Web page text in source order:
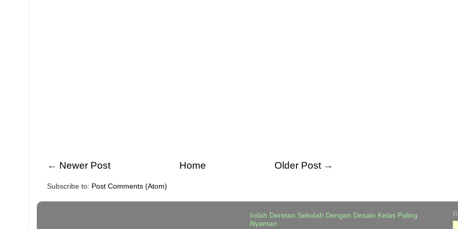
← Newer Post Older Post→
Home
Subscribe to: Post Comments (Atom)
Inilah Deretan Sekolah Dengan Desain Kelas Paling
Nyaman